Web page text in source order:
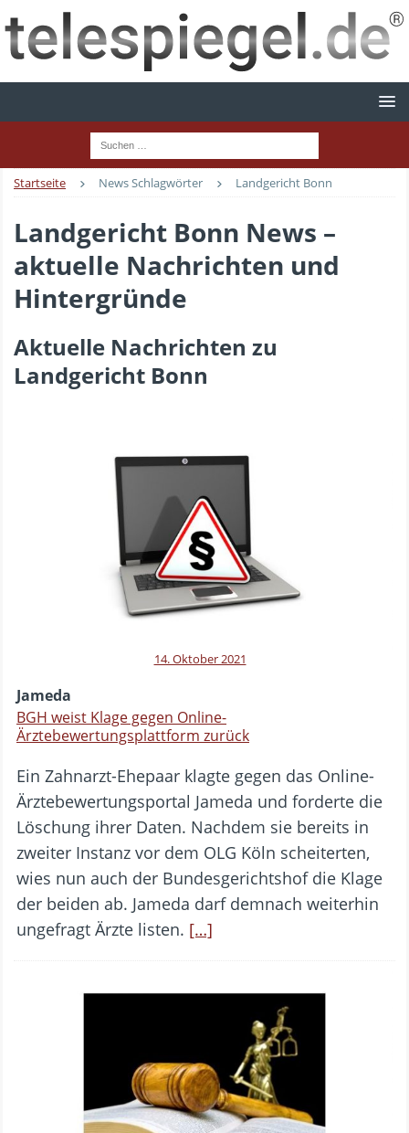
Startseite News Schlagwörter Landgericht Bonn
Landgericht Bonn News –
aktuelle Nachrichten und
Hintergründe
Aktuelle Nachrichten zu
Landgericht Bonn
14. Oktober 2021
Jameda
BGH weist Klage gegen Online-
Ärztebewertungsplattform zurück
Ein Zahnarzt-Ehepaar klagte gegen das Online-
Ärztebewertungsportal Jameda und forderte die
Löschung ihrer Daten. Nachdem sie bereits in
zweiter Instanz vor dem OLG Köln scheiterten,
wies nun auch der Bundesgerichtshof die Klage
der beiden ab. Jameda darf demnach weiterhin
ungefragt Ärzte listen. […]